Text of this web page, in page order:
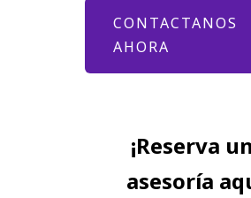
CONTACTANOS
AHORA
¡Reserva
asesoría